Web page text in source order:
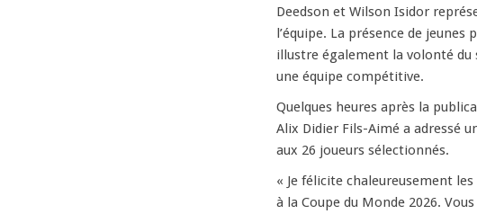
Deedson et Wilson Isidor
l’équipe. La présence de
illustre également la volonté
une équipe compétitive.
Quelques heures après la
Alix Didier Fils-Aimé a adressé
aux 26 joueurs sélectionnés.
« Je félicite chaleureusement
à la Coupe du Monde 2026.